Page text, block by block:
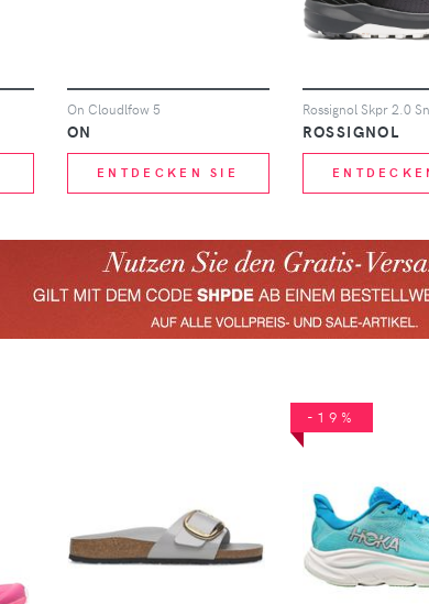
On Cloudlfow 5
ON
ENTDECKEN SIE
ROSSIGNOL
-19%